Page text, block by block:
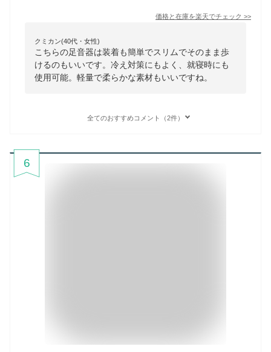
価格と在庫を楽天でチェック >>
クミカン(40代・女性)
こちらの足音器は装着も簡単でスリムでそのまま歩
けるのもいいです。冷え対策にもよく、就寝時にも
使用可能。軽量で柔らかな素材もいいですね。
全てのおすすめコメント（2件）
6